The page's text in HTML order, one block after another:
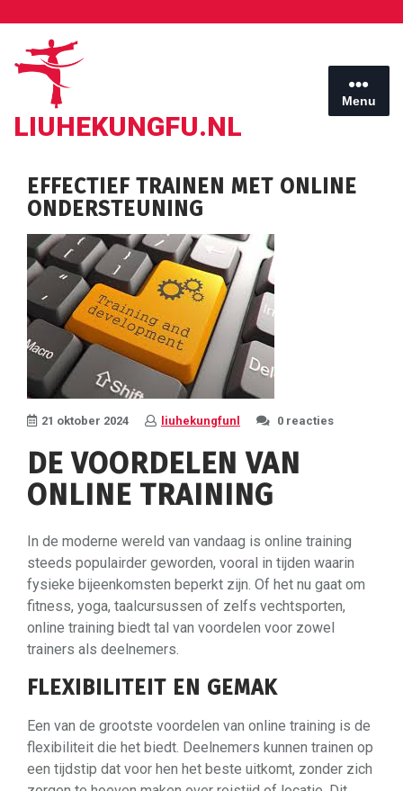
inhoud
LIUHEKUNGFU.NL
Menu
EFFECTIEF TRAINEN MET ONLINE
ONDERSTEUNING
21 oktober 2024 liuhekungfunl 0 reacties
DE VOORDELEN VAN
ONLINE TRAINING
In de moderne wereld van vandaag is online training
steeds populairder geworden, vooral in tijden waarin
fysieke bijeenkomsten beperkt zijn. Of het nu gaat om
fitness, yoga, taalcursussen of zelfs vechtsporten,
online training biedt tal van voordelen voor zowel
trainers als deelnemers.
FLEXIBILITEIT EN GEMAK
Een van de grootste voordelen van online training is de
flexibiliteit die het biedt. Deelnemers kunnen trainen op
een tijdstip dat voor hen het beste uitkomt, zonder zich